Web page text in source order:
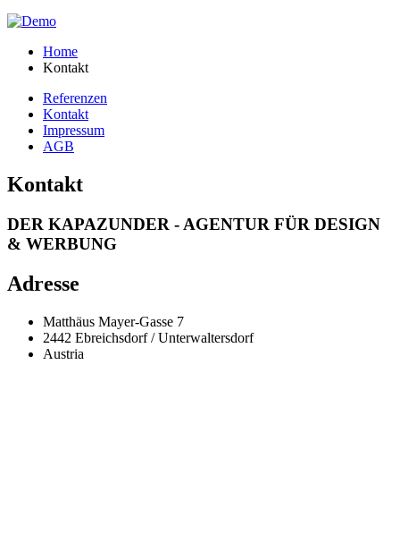
Home
Kontakt
Referenzen
Kontakt
Impressum
AGB
Kontakt
DER KAPAZUNDER - AGENTUR FÜR DESIGN
& WERBUNG
Adresse
Matthäus Mayer-Gasse 7
2442 Ebreichsdorf / Unterwaltersdorf
Austria